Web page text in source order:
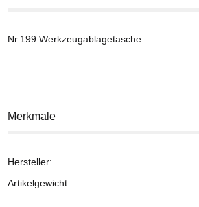
Nr.199 Werkzeugablagetasche
Merkmale
Hersteller:
Artikelgewicht: